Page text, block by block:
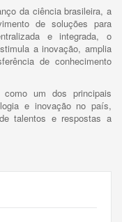
da ciência brasileira, a
de soluções para
e integrada, o
a inovação, amplia
de conhecimento
um dos principais
e inovação no país,
talentos e respostas a